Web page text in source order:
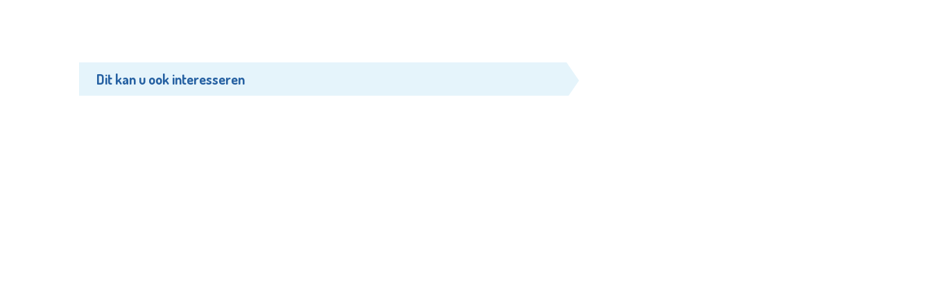
Dit kan u ook interesseren